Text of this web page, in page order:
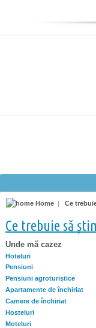
Home | Ce
Ce trebuie să
Unde mă cazez
Hoteluri
Pensiuni
Pensiuni agroturistice
Apartamente de închiriat
Camere de închiriat
Hosteluri
Moteluri